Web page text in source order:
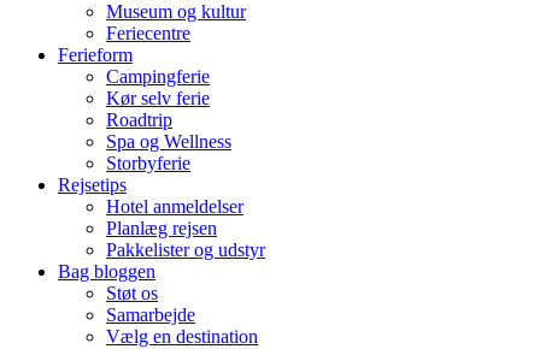
Museum og kultur
Feriecentre
Ferieform
Campingferie
Kør selv ferie
Roadtrip
Spa og Wellness
Storbyferie
Rejsetips
Hotel anmeldelser
Planlæg rejsen
Pakkelister og udstyr
Bag bloggen
Støt os
Samarbejde
Vælg en destination